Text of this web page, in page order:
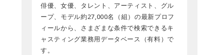
俳優、女優、タレント、アーティスト、グル
ープ、モデル約27,000名（組）の最新プロフ
ィールから、さまざまな条件で検索できるキ
ャスティング業務用データベース（有料）で
す。